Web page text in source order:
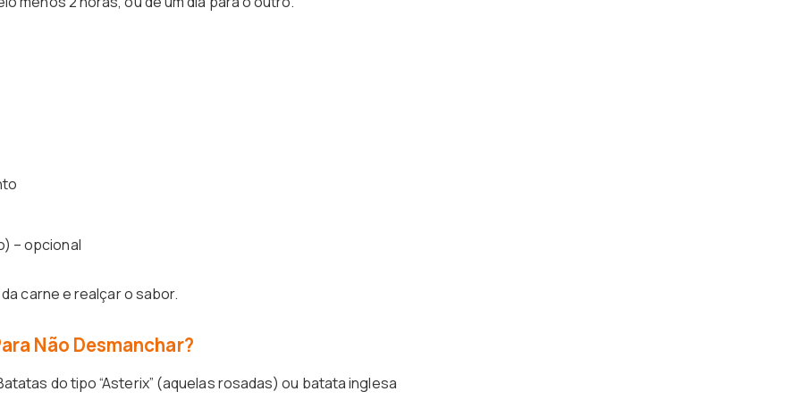
– opcional
carne e realçar o sabor.
Não Desmanchar?
do tipo “Asterix” (aquelas rosadas) ou batata inglesa